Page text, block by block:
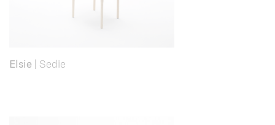
Elsie | Sedie